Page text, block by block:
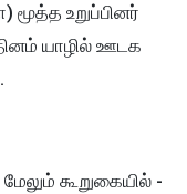
உறுப்பினர்
யாழில் ஊடக
கூறுகையில் -